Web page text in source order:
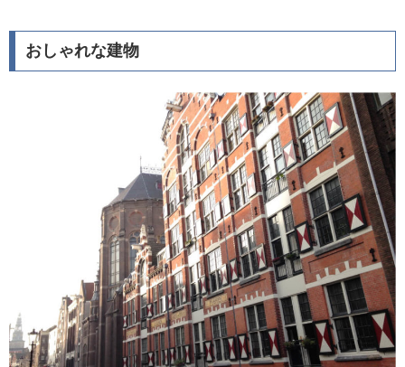
おしゃれな建物